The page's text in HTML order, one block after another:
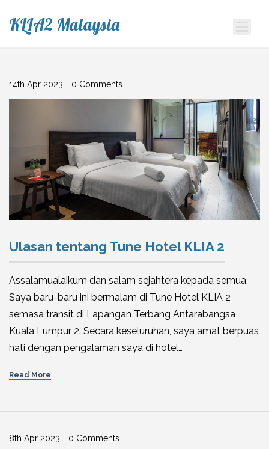
KLIA2 Malaysia
14th Apr 2023 0 Comments
Ulasan tentang Tune Hotel KLIA 2
Assalamualaikum dan salam sejahtera kepada semua.
Saya baru-baru ini bermalam di Tune Hotel KLIA 2
semasa transit di Lapangan Terbang Antarabangsa
Kuala Lumpur 2. Secara keseluruhan, saya amat berpuas
hati dengan pengalaman saya di hotel…
Read More
8th Apr 2023 0 Comments